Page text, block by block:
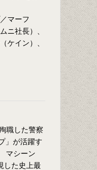
マーフ
ニ社長）、
ケイン）、
職した警察
」が活躍す
マシーン
した史上最